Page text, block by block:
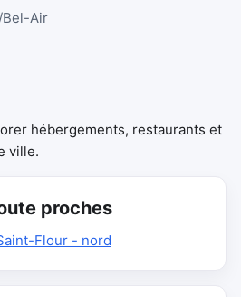
/Bel-Air
hébergements, restaurants et
ville.
proches
Flour - nord